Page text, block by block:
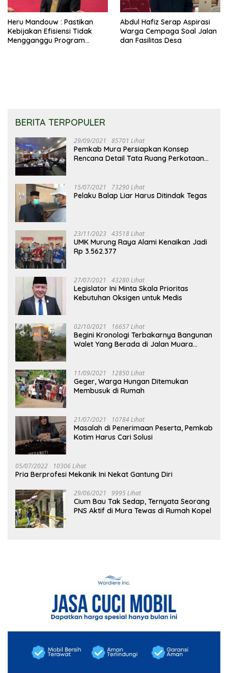
Heru Mandouw : Pastikan
Kebijakan Efisiensi Tidak
Mengganggu Program
Abdul Hafiz Serap Aspirasi
Warga Cempaga Soal Jalan
dan Fasilitas Desa
BERITA TERPOPULER
29/09/2021 85701 Lihat
Pemkab Mura Persiapkan Konsep
Rencana Detail Tata Ruang Perkotaan
15/07/2021 73290 Lihat
Pelaku Balap Liar Harus Ditindak Tegas
23/11/2023 43518 Lihat
UMK Murung Raya Alami Kenaikan Jadi
Rp 3.562.377
27/07/2021 43280 Lihat
Legislator Ini Minta Skala Prioritas
Kebutuhan Oksigen untuk Medis
02/10/2021 16657 Lihat
Begini Kronologi Terbakarnya Bangunan
Walet Yang Berada di Jalan Muara
11/09/2021 12850 Lihat
Geger, Warga Hungan Ditemukan
Membusuk di Rumah
21/07/2021 10784 Lihat
Masalah di Penerimaan Peserta, Pemkab
Kotim Harus Cari Solusi
05/07/2022 10306 Lihat
Pria Berprofesi Mekanik Ini Nekat Gantung Diri
29/06/2021 9995 Lihat
Cium Bau Tak Sedap, Ternyata Seorang
PNS Aktif di Mura Tewas di Rumah Kopel